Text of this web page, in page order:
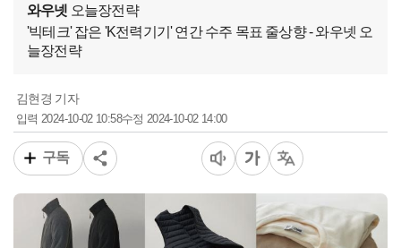
와우넷 오늘장전략
'빅테크' 잡은 'K전력기기' 연간 수주 목표 줄상향 - 와우넷 오
늘장전략
김현경 기자
입력 2024-10-02 10:58수정 2024-10-02 14:00
구독